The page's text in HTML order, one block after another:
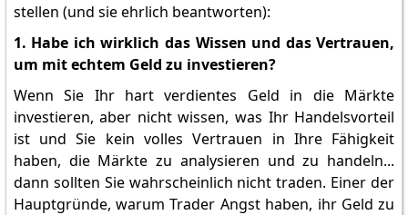
stellen (und sie ehrlich beantworten):
1. Habe ich wirklich das Wissen und das Vertrauen,
um mit echtem Geld zu investieren?
Wenn Sie Ihr hart verdientes Geld in die Märkte
investieren, aber nicht wissen, was Ihr Handelsvorteil
ist und Sie kein volles Vertrauen in Ihre Fähigkeit
haben, die Märkte zu analysieren und zu handeln...
dann sollten Sie wahrscheinlich nicht traden. Einer der
Hauptgründe, warum Trader Angst haben, ihr Geld zu